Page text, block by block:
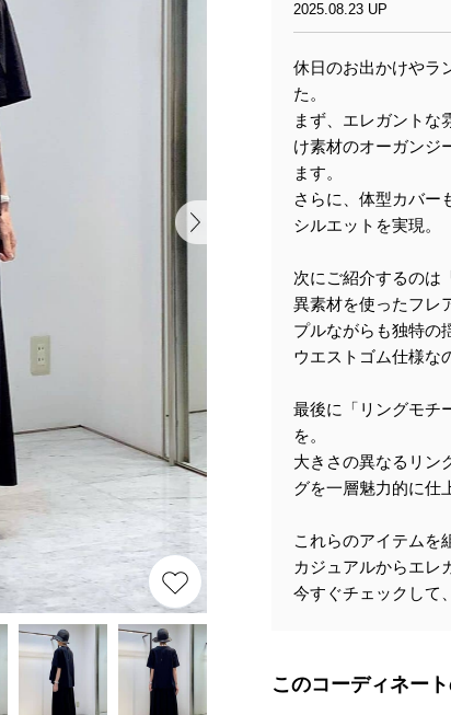
2025.08.23 UP
休日のお出かけやラ
た。
まず、エレガントな
け素材のオーガンジ
ます。
さらに、体型カバー
シルエットを実現。
次にご紹介するのは
異素材を使ったフレ
プルながらも独特の
ウエストゴム仕様な
最後に「リングモチ
を。
大きさの異なるリン
グを一層魅力的に仕
これらのアイテムを
カジュアルからエレ
今すぐチェックして
このコーディネー